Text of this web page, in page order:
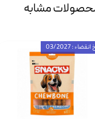
مشابه
: 03/2027